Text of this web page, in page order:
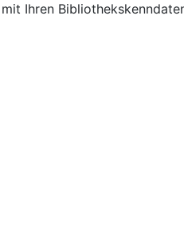
Ihren